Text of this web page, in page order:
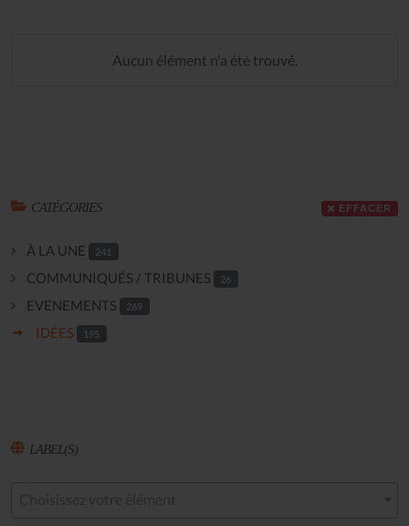
Aucun élément n'a été trouvé.
CATÉGORIES EFFACER
À LA UNE 241
COMMUNIQUÉS / TRIBUNES 26
EVENEMENTS 269
IDÉES 195
LABEL(S)